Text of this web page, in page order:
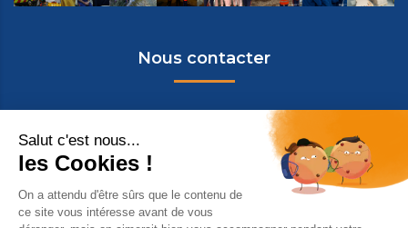
Nous contacter
Protection Civile de la Drôme
435 Chemin des Passas
26300 BOURG-DE-PEAGE
contact@protectioncivile-26.org